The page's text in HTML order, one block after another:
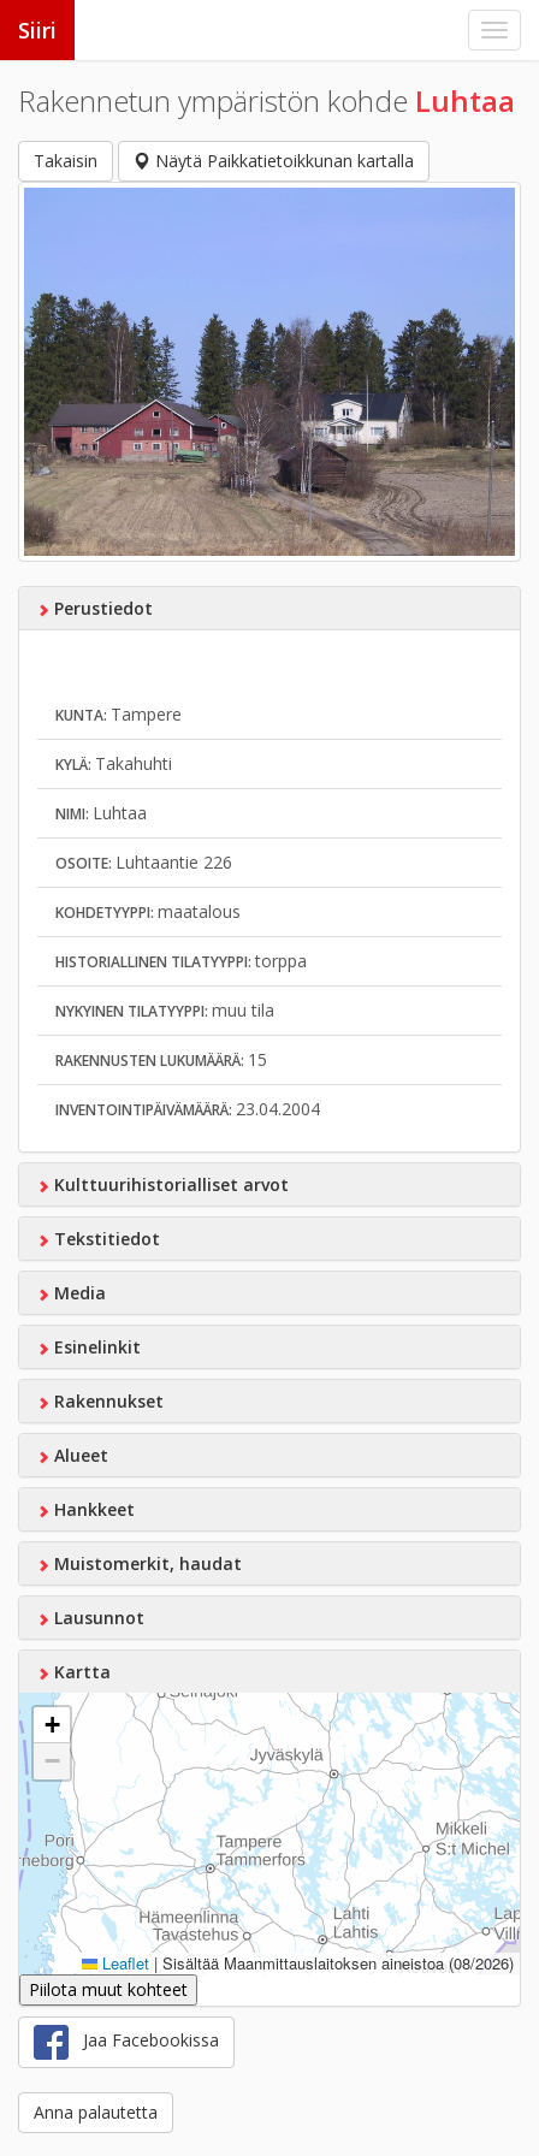
Siiri
Rakennetun ympäristön kohde Luhtaa
Takaisin Näytä Paikkatietoikkunan kartalla
Perustiedot
KUNTA: Tampere
KYLÄ: Takahuhti
NIMI: Luhtaa
OSOITE: Luhtaantie 226
KOHDETYYPPI: maatalous
HISTORIALLINEN TILATYYPPI:torppa
NYKYINEN TILATYYPPI: muu tila
RAKENNUSTEN LUKUMÄÄRÄ: 15
INVENTOINTIPÄIVÄMÄÄRÄ: 23.04.2004
Kulttuurihistorialliset arvot
Tekstitiedot
Media
Esinelinkit
Rakennukset
Alueet
Hankkeet
Muistomerkit, haudat
Lausunnot
Kartta
+
−
Leaflet | Sisältää Maanmittauslaitoksen aineistoa (08/2026)
Piilota muut kohteet
Jaa Facebookissa
Anna palautetta